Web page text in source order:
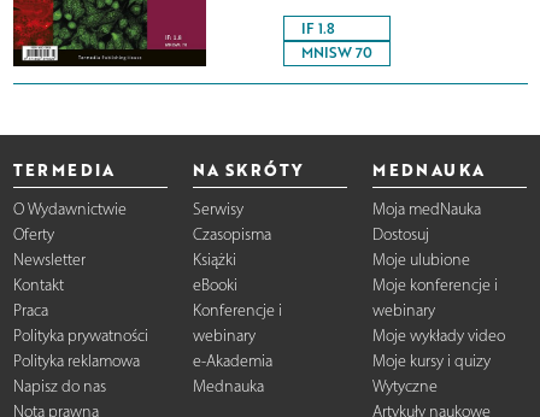
IF 1.8
MNISW 70
TERMEDIA
O Wydawnictwie
Oferty
Newsletter
Kontakt
Praca
Polityka prywatności
Polityka reklamowa
Napisz do nas
Nota prawna
NA SKRÓTY
Serwisy
Czasopisma
Książki
eBooki
Konferencje i
webinary
e-Akademia
Mednauka
MEDNAUKA
Moja medNauka
Dostosuj
Moje ulubione
Moje konferencje i
webinary
Moje wykłady video
Moje kursy i quizy
Wytyczne
Artykuły naukowe